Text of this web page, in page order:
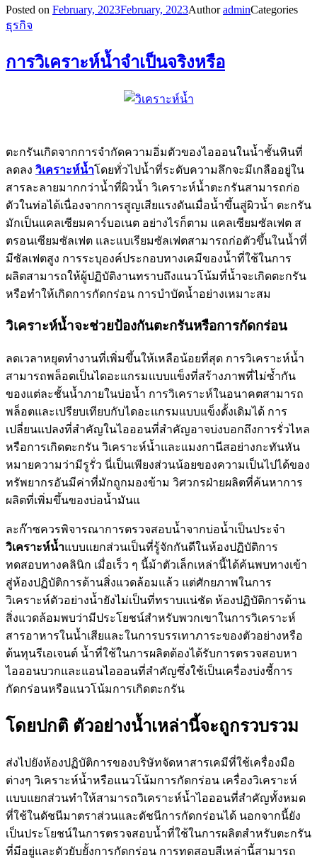
Posted on February, 2023February, 2023AuthoradminCategories
ธุรกิจ
การวิเคราะห์น้ำจำเป็นจริงหรือ
ตะกรันเกิดจากการจำกัดความอิ่มตัวของไอออนในน้ำชั้นหินที่
ลดลง วิเคราะห์น้ำโดยทั่วไปน้ำที่ระดับความลึกจะมีเกลืออยู่ใน
สารละลายมากกว่าน้ำที่ผิวน้ำ วิเคราะห์น้ำตะกรันสามารถก่อ
ตัวในท่อได้เนื่องจากการสูญเสียแรงดันเมื่อน้ำขึ้นสู่ผิวน้ำ ตะกรัน
มักเป็นแคลเซียมคาร์บอเนต อย่างไรก็ตาม แคลเซียมซัลเฟต ส
ตรอนเซียมซัลเฟต และแบเรียมซัลเฟตสามารถก่อตัวขึ้นในน้ำที่
มีซัลเฟตสูง การระบุองค์ประกอบทางเคมีของน้ำที่ใช้ในการ
ผลิตสามารถให้ผู้ปฏิบัติงานทราบถึงแนวโน้มที่น้ำจะเกิดตะกรัน
หรือทำให้เกิดการกัดกร่อน การบำบัดน้ำอย่างเหมาะสม
วิเคราะห์น้ำจะช่วยป้องกันตะกรันหรือการกัดกร่อน
ลดเวลาหยุดทำงานที่เพิ่มขึ้นให้เหลือน้อยที่สุด การวิเคราะห์น้ำ
สามารถพล็อตเป็นไดอะแกรมแบบแข็งที่สร้างภาพที่ไม่ซ้ำกัน
ของแต่ละชั้นน้ำภายในบ่อน้ำ การวิเคราะห์ในอนาคตสามารถ
พล็อตและเปรียบเทียบกับไดอะแกรมแบบแข็งดั้งเดิมได้ การ
เปลี่ยนแปลงที่สำคัญในไอออนที่สำคัญอาจบ่งบอกถึงการรั่วไหล
หรือการเกิดตะกรัน วิเคราะห์น้ำและแมงกานีสอย่างกะทันหัน
หมายความว่ามีรูรั่ว นี่เป็นเพียงส่วนน้อยของความเป็นไปได้ของ
ทรัพยากรอันมีค่าที่มักถูกมองข้าม วิศวกรฝ่ายผลิตที่ค้นหาการ
ผลิตที่เพิ่มขึ้นของบ่อน้ำมันแ
ละก๊าซควรพิจารณาการตรวจสอบน้ำจากบ่อน้ำเป็นประจำ
วิเคราะห์น้ำแบบแยกส่วนเป็นที่รู้จักกันดีในห้องปฏิบัติการ
ทดสอบทางคลินิก เมื่อเร็ว ๆ นี้ม้าตัวเล็กเหล่านี้ได้ค้นพบทางเข้า
สู่ห้องปฏิบัติการด้านสิ่งแวดล้อมแล้ว แต่ศักยภาพในการ
วิเคราะห์ตัวอย่างน้ำยังไม่เป็นที่ทราบแน่ชัด ห้องปฏิบัติการด้าน
สิ่งแวดล้อมพบว่ามีประโยชน์สำหรับพวกเขาในการวิเคราะห์
สารอาหารในน้ำเสียและในการบรรเทาภาระของตัวอย่างหรือ
ต้นทุนรีเอเจนต์ น้ำที่ใช้ในการผลิตต้องได้รับการตรวจสอบหา
ไอออนบวกและแอนไอออนที่สำคัญซึ่งใช้เป็นเครื่องบ่งชี้การ
กัดกร่อนหรือแนวโน้มการเกิดตะกรัน
โดยปกติ ตัวอย่างน้ำเหล่านี้จะถูกรวบรวม
ส่งไปยังห้องปฏิบัติการของบริษัทจัดหาสารเคมีที่ใช้เครื่องมือ
ต่างๆ วิเคราะห์น้ำหรือแนวโน้มการกัดกร่อน เครื่องวิเคราะห์
แบบแยกส่วนทำให้สามารถวิเคราะห์น้ำไอออนที่สำคัญทั้งหมด
ที่ใช้ในดัชนีมาตราส่วนและดัชนีการกัดกร่อนได้ นอกจากนี้ยัง
เป็นประโยชน์ในการตรวจสอบน้ำที่ใช้ในการผลิตสำหรับตะกรัน
ที่มีอยู่และตัวยับยั้งการกัดกร่อน การทดสอบสีเหล่านี้สามารถ